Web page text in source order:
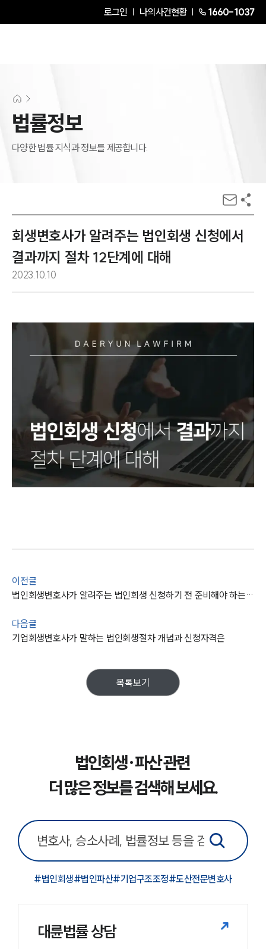
로그인 나의사건현황 1660-1037
그룹소개
그룹소개
대륜의 강점
오시는 길
고객의 소리
AI대륜
법률정보
다양한 법률 지식과 정보를 제공합니다.
회생변호사가 알려주는 법인회생 신청에서
결과까지 절차 12단계에 대해
2023.10.10
이전글
법인회생변호사가 알려주는 법인회생 신청하기 전 준비해야 하는 사항들은
다음글
기업회생변호사가 말하는 법인회생절차 개념과 신청자격은
목록보기
법인회생·파산 관련
더 많은 정보를 검색해 보세요.
#법인회생#법인파산#기업구조조정#도산전문변호사
대륜법률 상담